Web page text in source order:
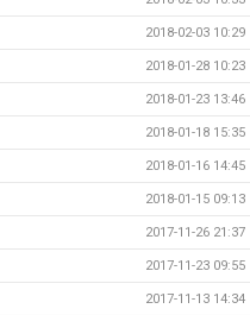
2018-02-03 10:29
2018-01-28 10:23
2018-01-23 13:46
2018-01-18 15:35
2018-01-16 14:45
2018-01-15 09:13
2017-11-26 21:37
2017-11-23 09:55
2017-11-13 14:34